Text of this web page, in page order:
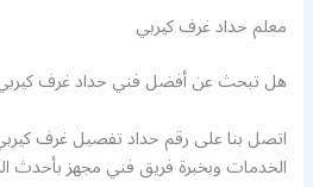
معلم حداد غرف كيربي
هل تبحث عن أفضل فني حداد غرف
اتصل بنا على رقم حداد تفصيل غرف
الخدمات وبخبرة فريق فني مجهز بأحدث